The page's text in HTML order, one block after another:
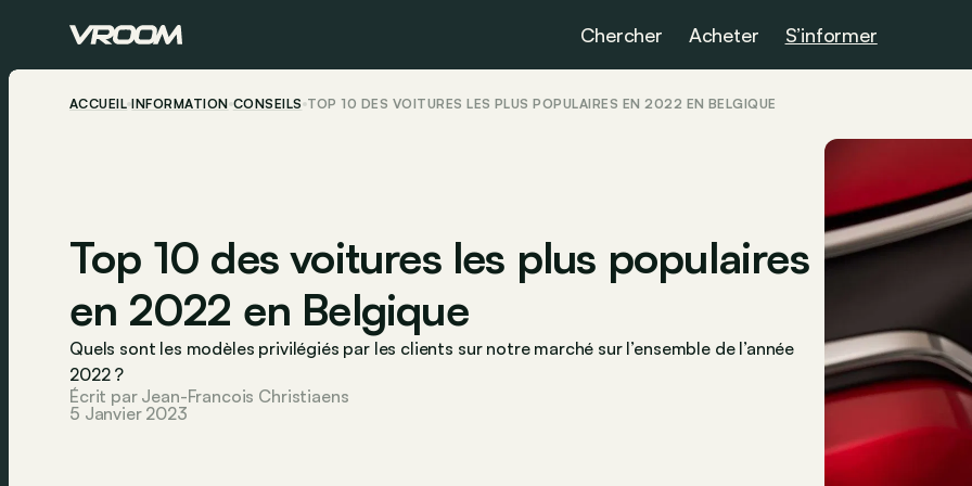
Chercher Acheter S’informer
ACCUEIL INFORMATION CONSEILS TOP 10 DES VOITURES LES PLUS POPULAIRES EN 2022 EN BELGIQUE
Top 10 des voitures les plus populaires
en 2022 en Belgique
Quels sont les modèles privilégiés par les clients sur notre marché sur l’ensemble de l’année
2022 ?
Écrit par Jean-Francois Christiaens
5 Janvier 2023